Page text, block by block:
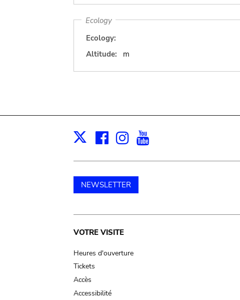
Ecology
Ecology:
Altitude:
m
X Facebook
Instagram
NEWSLETTER
Main
navigation
VOTRE VISITE
Heures d'ouverture
Tickets
Accès
Accessibilité